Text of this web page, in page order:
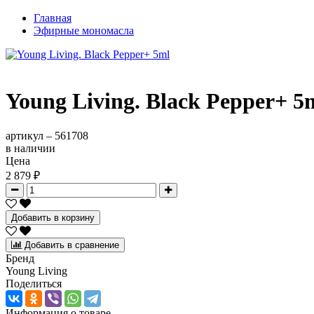
Главная
Эфирные мономасла
Young Living. Black Pepper+
артикул – 561708
в наличии
Цена
2 879 ₽
Добавить в корзину
Добавить в сравнение
Бренд
Young Living
Поделиться